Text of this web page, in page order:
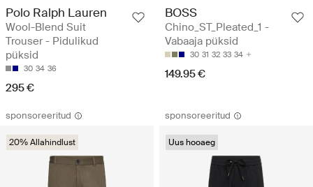
Polo Ralph Lauren
Wool-Blend Suit
Trouser - Pidulikud
püksid
30 34 36
295 €
BOSS
Chino_ST_Pleated_1 -
Vabaaja püksid
30 31 32 33 34
149.95 €
sponsoreeritud
20% Allahindlust
sponsoreeritud
Uus hooaeg